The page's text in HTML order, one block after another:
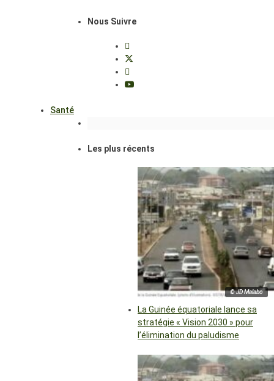
Nous Suivre
Santé
Les plus récents
© JD Malabo
La Guinée équatoriale lance sa
stratégie « Vision 2030 » pour
l’élimination du paludisme